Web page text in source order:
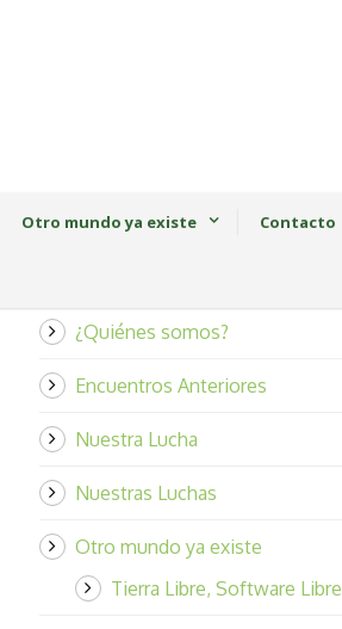
Otro mundo ya existe Contacto
¿Quiénes somos?
Encuentros Anteriores
Nuestra Lucha
Nuestras Luchas
Otro mundo ya existe
Tierra Libre, Software Libre